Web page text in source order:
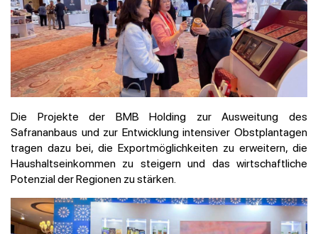
Die Projekte der BMB Holding zur Ausweitung des
Safrananbaus und zur Entwicklung intensiver Obstplantagen
tragen dazu bei, die Exportmöglichkeiten zu erweitern, die
Haushaltseinkommen zu steigern und das wirtschaftliche
Potenzial der Regionen zu stärken.